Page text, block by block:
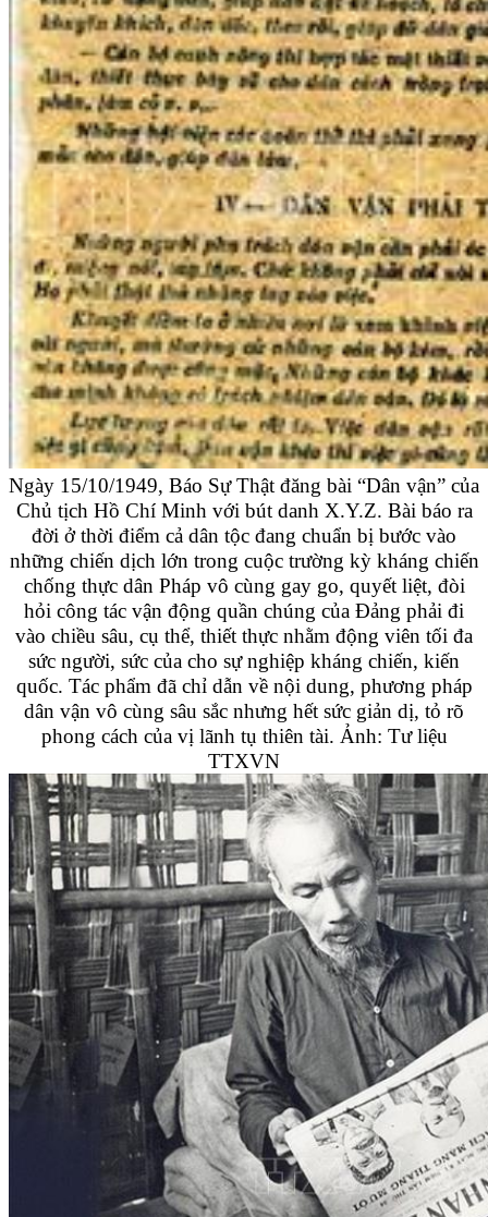
Ngày 15/10/1949, Báo Sự Thật đăng bài “Dân vận” của
Chủ tịch Hồ Chí Minh với bút danh X.Y.Z. Bài báo ra
đời ở thời điểm cả dân tộc đang chuẩn bị bước vào
những chiến dịch lớn trong cuộc trường kỳ kháng chiến
chống thực dân Pháp vô cùng gay go, quyết liệt, đòi
hỏi công tác vận động quần chúng của Đảng phải đi
vào chiều sâu, cụ thể, thiết thực nhằm động viên tối đa
sức người, sức của cho sự nghiệp kháng chiến, kiến
quốc. Tác phẩm đã chỉ dẫn về nội dung, phương pháp
dân vận vô cùng sâu sắc nhưng hết sức giản dị, tỏ rõ
phong cách của vị lãnh tụ thiên tài. Ảnh: Tư liệu
TTXVN